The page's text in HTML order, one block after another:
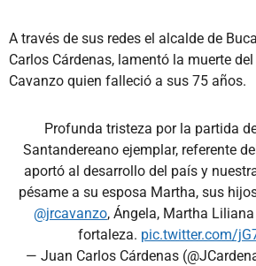
A través de sus redes el alcalde de
Carlos Cárdenas, lamentó la muerte
Cavanzo quien falleció a sus 75 años.
Profunda tristeza por la partida
Santandereano ejemplar, referente
aportó al desarrollo del país y
pésame a su esposa Martha, sus
@jrcavanzo, Ángela, Martha
fortaleza. pic.twitter.com/
— Juan Carlos Cárdenas